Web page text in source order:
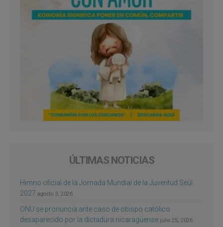
ÚLTIMAS NOTICIAS
Himno oficial de la Jornada Mundial de la Juventud Seúl
2027 agosto 3, 2026
ONU se pronuncia ante caso de obispo católico
desaparecido por la dictadura nicaragüense julio 25, 2026